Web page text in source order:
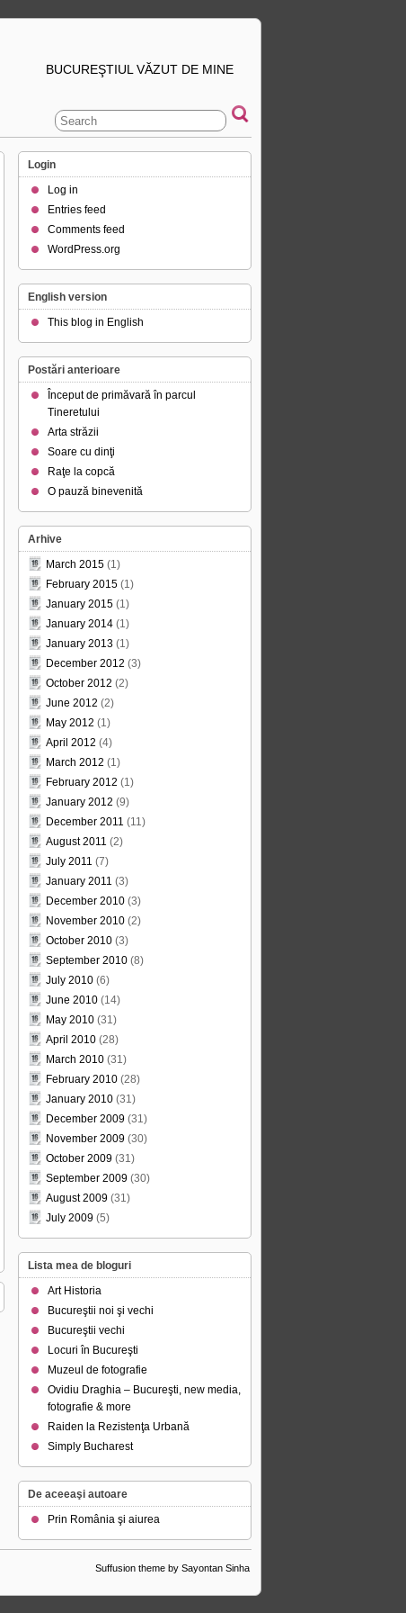
BUCUREŞTIUL VĂZUT DE MINE
Login
Log in
Entries feed
Comments feed
WordPress.org
English version
This blog in English
Postări anterioare
Început de primăvară în parcul
Tineretului
Arta străzii
Soare cu dinţi
Raţe la copcă
O pauză binevenită
Arhive
March 2015 (1)
February 2015 (1)
January 2015 (1)
January 2014 (1)
January 2013 (1)
December 2012 (3)
October 2012 (2)
June 2012 (2)
May 2012 (1)
April 2012 (4)
March 2012 (1)
February 2012 (1)
January 2012 (9)
December 2011 (11)
August 2011 (2)
July 2011 (7)
January 2011 (3)
December 2010 (3)
November 2010 (2)
October 2010 (3)
September 2010 (8)
July 2010 (6)
June 2010 (14)
May 2010 (31)
April 2010 (28)
March 2010 (31)
February 2010 (28)
January 2010 (31)
December 2009 (31)
November 2009 (30)
October 2009 (31)
September 2009 (30)
August 2009 (31)
July 2009 (5)
Lista mea de bloguri
Art Historia
Bucureştii noi şi vechi
Bucureştii vechi
Locuri în Bucureşti
Muzeul de fotografie
Ovidiu Draghia – Bucureşti, new media,
fotografie & more
Raiden la Rezistenţa Urbană
Simply Bucharest
De aceeaşi autoare
Prin România şi aiurea
Suffusion theme by Sayontan Sinha